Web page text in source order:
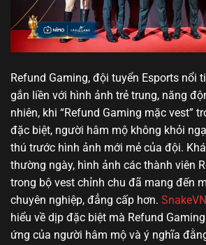
Refund Gaming, đội tuyển Esports nổi
gắn liền với hình ảnh trẻ trung, năng
nhiên, khi “Refund Gaming mặc vest”
đặc biệt, người hâm mộ không khỏi
thú trước hình ảnh mới mẻ của đội.
thường ngày, hình ảnh các thành viên
trong bộ vest chỉnh chu đã mang đến
chuyên nghiệp, đẳng cấp hơn. SnakeVN
hiểu về dịp đặc biệt mà Refund
ứng của người hâm mộ và ý nghĩa